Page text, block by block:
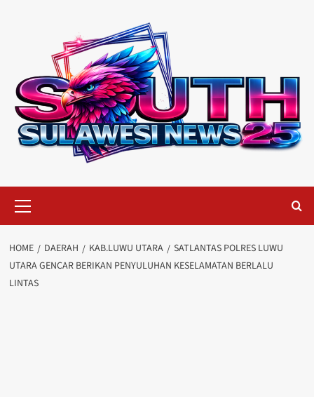
Menu
HOME DAERAH KAB.LUWU UTARA
SATLANTAS POLRES LUWU
UTARA GENCAR BERIKAN PENYULUHAN KESELAMATAN BERLALU
LINTAS